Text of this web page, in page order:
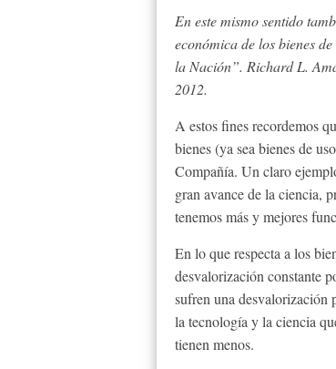
En este mismo sentido
económica de los bienes
la Nación”. Richard L.
2012.
A estos fines recordemos
bienes (ya sea bienes de
Compañía. Un claro
gran avance de la ciencia,
tenemos más y mejores
En lo que respecta a los
desvalorización constante
sufren una desvalorización
la tecnología y la ciencia
tienen menos.